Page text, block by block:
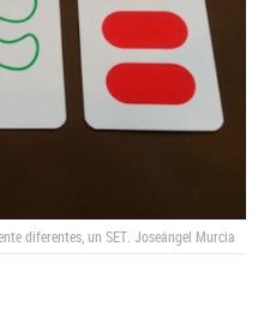
diferentes, un SET. Joseángel Murcia